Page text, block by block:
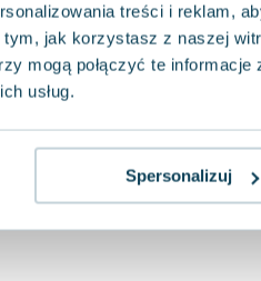
treści i reklam,
jak korzystasz z naszej
mogą połączyć te
usług.
Spersonalizuj